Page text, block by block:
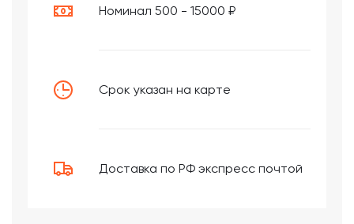
Номинал 500 - 15000 ₽
Срок указан на карте
Доставка по РФ экспресс почтой